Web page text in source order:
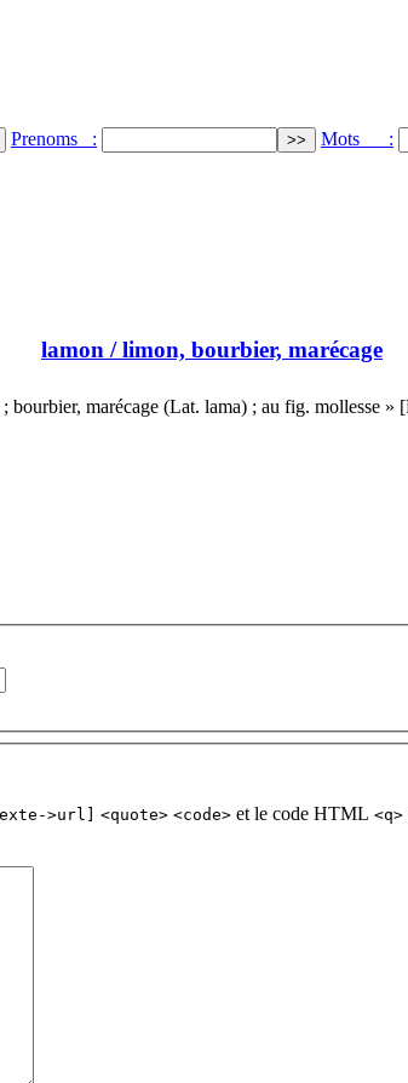
Prenoms : Mots :
lamon / limon, bourbier, marécage
bourbier, marécage (Lat. lama) ; au fig. mollesse
>url] <quote> <code> et le code HTML <q>